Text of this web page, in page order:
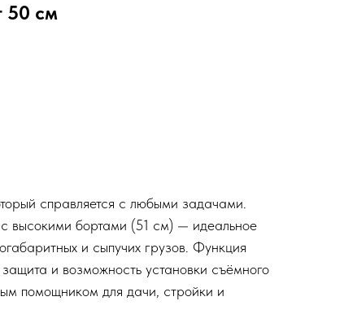
50 см
справляется с любыми задачами.
высокими бортами (51 см) — идеальное
и сыпучих грузов. Функция
и возможность установки съёмного
помощником для дачи, стройки и